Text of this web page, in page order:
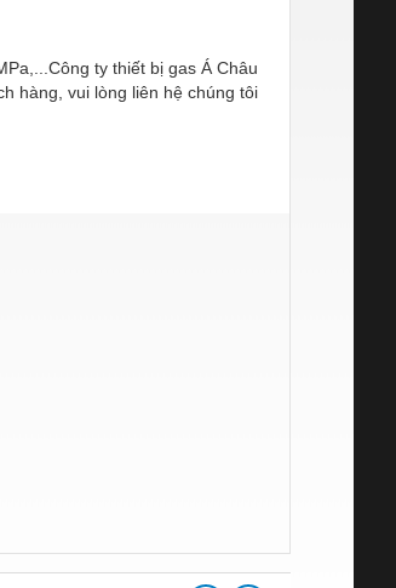
ty thiết bị gas Á Châu
hàng, vui lòng liên hệ chúng tôi